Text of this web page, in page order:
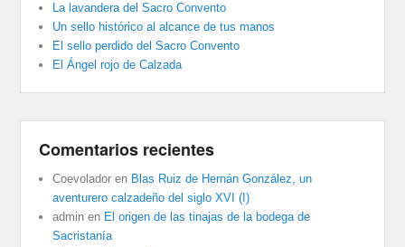
La lavandera del Sacro Convento
Un sello histórico al alcance de tus manos
El sello perdido del Sacro Convento
El Ángel rojo de Calzada
Comentarios recientes
Coevolador en Blas Ruiz de Hernán González, un
aventurero calzadeño del siglo XVI (I)
admin en El origen de las tinajas de la bodega de
Sacristanía